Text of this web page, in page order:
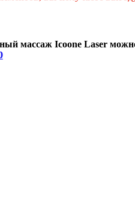
массаж Icoone Laser